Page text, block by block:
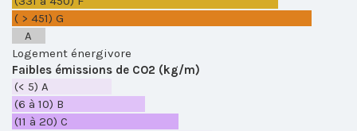
( > 451) G
A
Logement énergivore
Faibles émissions de CO2 (kg/m)
(< 5) A
(6 à 10) B
(11 à 20) C